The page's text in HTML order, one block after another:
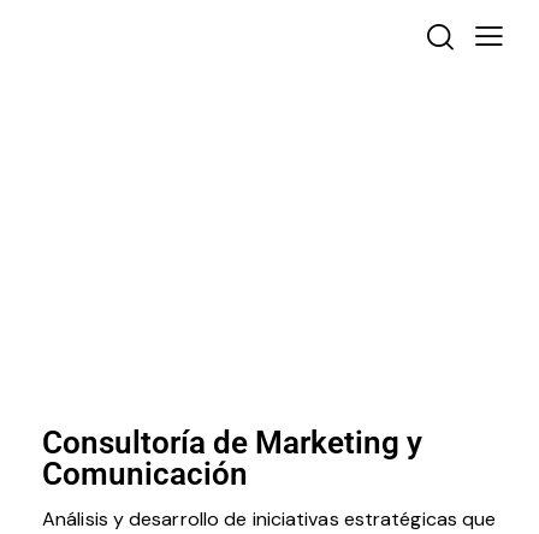
Consultoría de Marketing y
Comunicación
Análisis y desarrollo de iniciativas estratégicas que